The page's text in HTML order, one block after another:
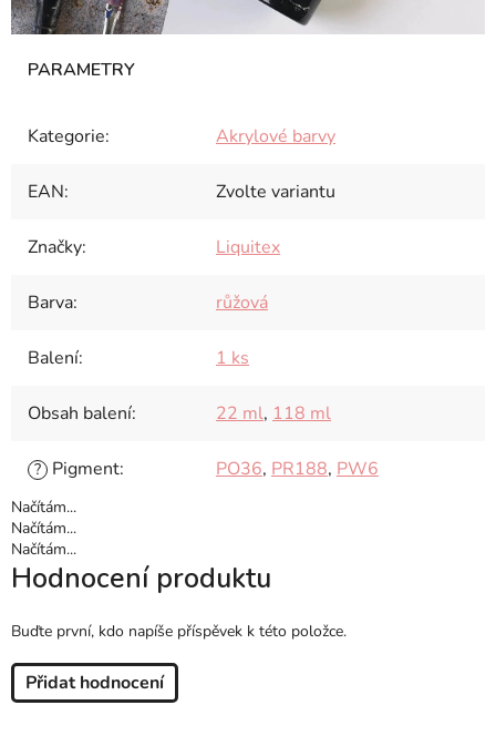
Kategorie: Akrylové barvy
EAN: Zvolte variantu
Značky: Liquitex
Barva: růžová
Balení: 1 ks
Obsah balení: 22 ml, 118 ml
? Pigment: PO36, PR188, PW6
Načítám...
Načítám...
Načítám...
Hodnocení produktu
Buďte první, kdo napíše příspěvek k této položce.
Přidat hodnocení